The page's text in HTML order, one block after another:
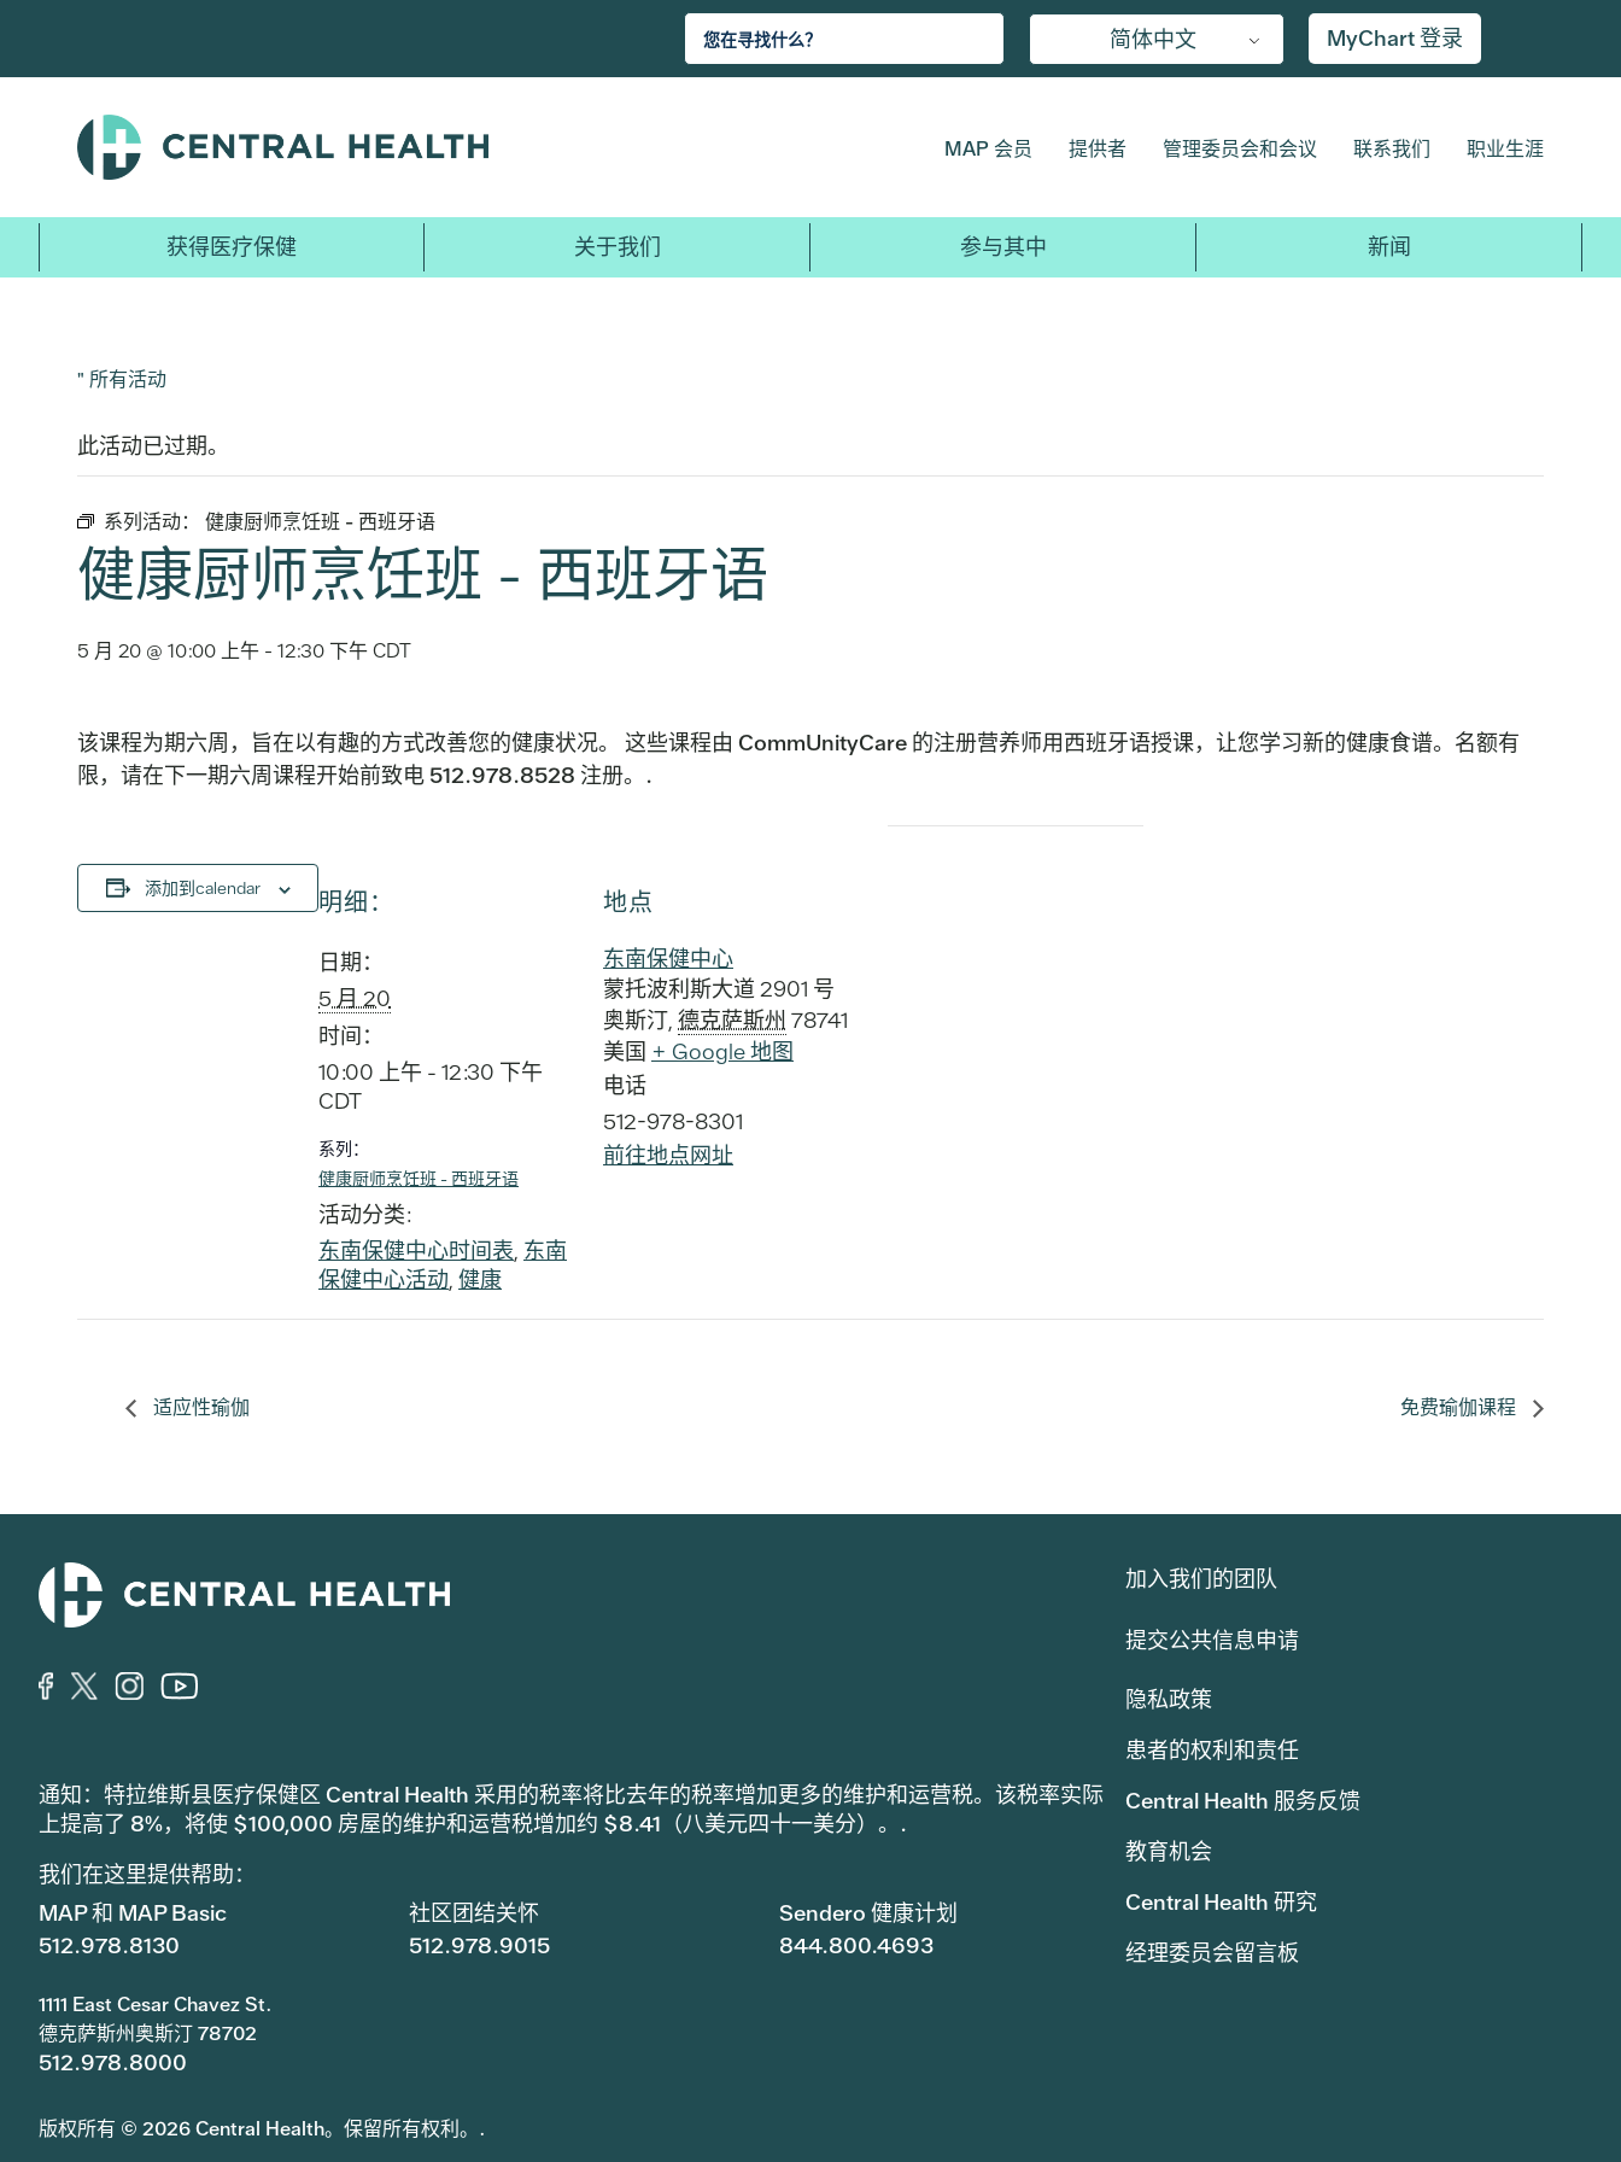
主
简体中文 MyChart 登录
MAP 会员 提供者 管理委员会和会议 联系我们 职业生涯
获得医疗保健 关于我们 参与其中 新闻
" 所有活动
此活动已过期。
系列活动： 健康厨师烹饪班 - 西班牙语
健康厨师烹饪班 - 西班牙语
5 月 20 @ 10:00 上午 - 12:30 下午CDT
该课程为期六周，旨在以有趣的方式改善您的健康状况。 这些课程由 CommUnityCare 的注册营养师用西班牙语授课，让您学习新的健康食谱。名额有
限，请在下一期六周课程开始前致电 512.978.8528 注册。.
添加到calendar 明细：
日期：
5 月 20
时间：
10:00 上午 - 12:30 下午
CDT
系列：
健康厨师烹饪班 - 西班牙语
活动分类:
东南保健中心时间表 东南
保健中心活动 健康
地点
东南保健中心
蒙托波利斯大道 2901 号
奥斯汀 德克萨斯州 78741
美国 + Google 地图
电话
512-978-8301
前往地点网址
适应性瑜伽 免费瑜伽课程
通知：特拉维斯县医疗保健区 Central Health 采用的税率将比去年的税率增加更多的维护和运营税。该税率实际
上提高了 8%，将使 $100,000 房屋的维护和运营税增加约 $8.41（八美元四十一美分）。.
我们在这里提供帮助：
MAP 和 MAP Basic
512.978.8130
社区团结关怀
512.978.9015
Sendero 健康计划
844.800.4693
1111 East Cesar Chavez St.
德克萨斯州奥斯汀 78702
512.978.8000
版权所有 © 2026 Central Health。保留所有权利。.
加入我们的团队
提交公共信息申请
隐私政策
患者的权利和责任
Central Health 服务反馈
教育机会
Central Health 研究
经理委员会留言板